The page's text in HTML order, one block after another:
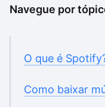
Navegue por
O que é
Como baixar